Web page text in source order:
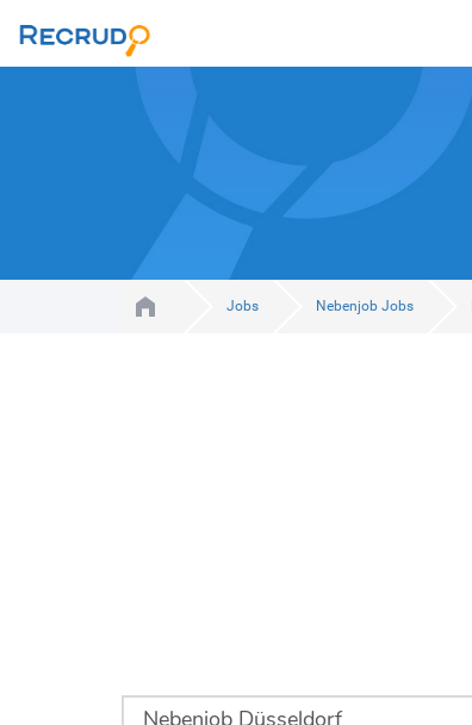
Jobs Nebenjob Jobs